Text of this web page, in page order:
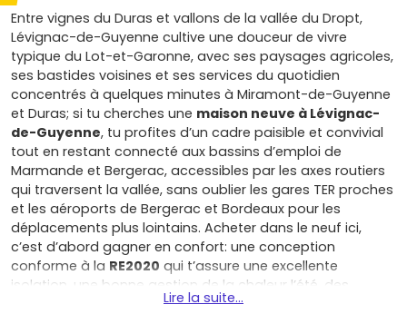
Entre vignes du Duras et vallons de la vallée du Dropt,
Lévignac-de-Guyenne cultive une douceur de vivre
typique du Lot-et-Garonne, avec ses paysages agricoles,
ses bastides voisines et ses services du quotidien
concentrés à quelques minutes à Miramont-de-Guyenne
et Duras; si tu cherches une maison neuve à Lévignac-
de-Guyenne, tu profites d’un cadre paisible et convivial
tout en restant connecté aux bassins d’emploi de
Marmande et Bergerac, accessibles par les axes routiers
qui traversent la vallée, sans oublier les gares TER proches
et les aéroports de Bergerac et Bordeaux pour les
déplacements plus lointains. Acheter dans le neuf ici,
c’est d’abord gagner en confort: une conception
conforme à la RE2020 qui t’assure une excellente
isolation, une bonne gestion de la chaleur l’été, des
systèmes de chauffage performants (pompe à chaleur,
Lire la suite...